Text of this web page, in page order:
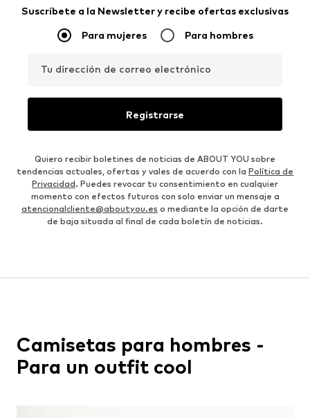
Suscríbete a la Newsletter y recibe ofertas exclusivas
Para mujeres Para hombres
Tu dirección de correo electrónico
Registrarse
Quiero recibir boletines de noticias de ABOUT YOU sobre
tendencias actuales, ofertas y vales de acuerdo con la Política de
Privacidad. Puedes revocar tu consentimiento en cualquier
momento con efectos futuros con solo enviar un mensaje a
atencionalcliente@aboutyou.es o mediante la opción de darte
de baja situada al final de cada boletín de noticias.
Camisetas para hombres -
Para un outfit cool